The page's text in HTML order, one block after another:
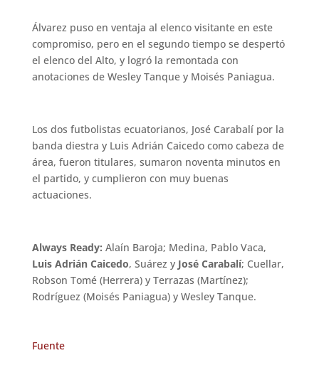
Álvarez puso en ventaja al elenco visitante en este
compromiso, pero en el segundo tiempo se despertó
el elenco del Alto, y logró la remontada con
anotaciones de Wesley Tanque y Moisés Paniagua.
Los dos futbolistas ecuatorianos, José Carabalí por la
banda diestra y Luis Adrián Caicedo como cabeza de
área, fueron titulares, sumaron noventa minutos en
el partido, y cumplieron con muy buenas
actuaciones.
Always Ready: Alaín Baroja; Medina, Pablo Vaca,
Luis Adrián Caicedo, Suárez y José Carabalí; Cuellar,
Robson Tomé (Herrera) y Terrazas (Martínez);
Rodríguez (Moisés Paniagua) y Wesley Tanque.
Fuente